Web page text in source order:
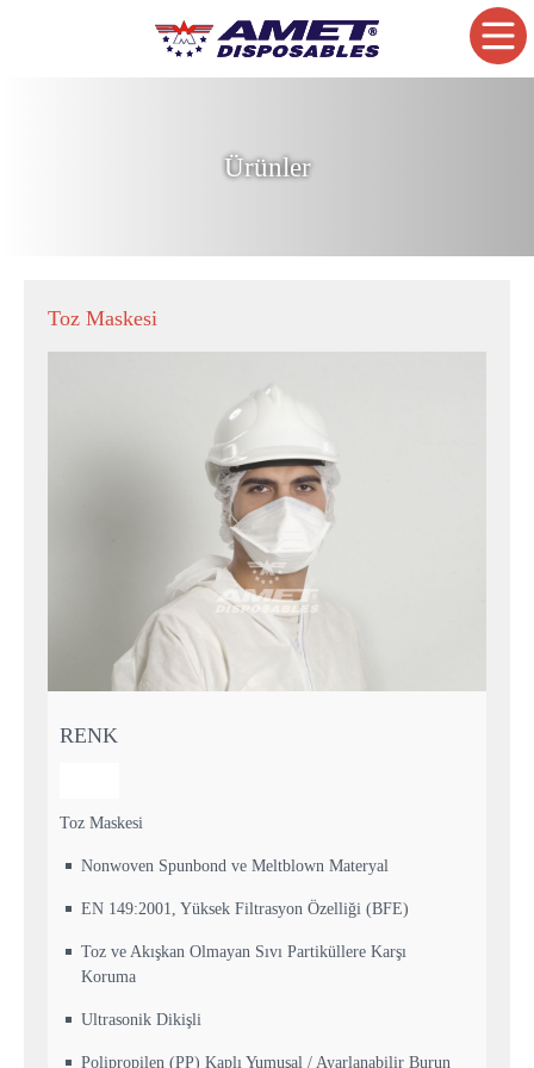
Ürünler
Toz Maskesi
Toz Maskesi
Nonwoven Spunbond ve Meltblown Materyal
EN 149:2001, Yüksek Filtrasyon Özelliği (BFE)
Toz ve Akışkan Olmayan Sıvı Partiküllere Karşı
Koruma
Ultrasonik Dikişli
Polipropilen (PP) Kaplı Yumuşal / Ayarlanabilir Burun
RENK